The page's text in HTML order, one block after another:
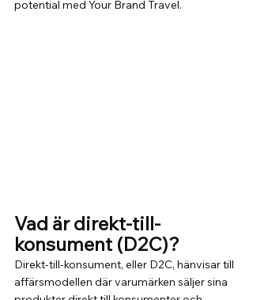
potential med Your Brand Travel.
Vad är direkt-till-
konsument (D2C)?
Direkt-till-konsument, eller D2C, hänvisar till
affärsmodellen där varumärken säljer sina